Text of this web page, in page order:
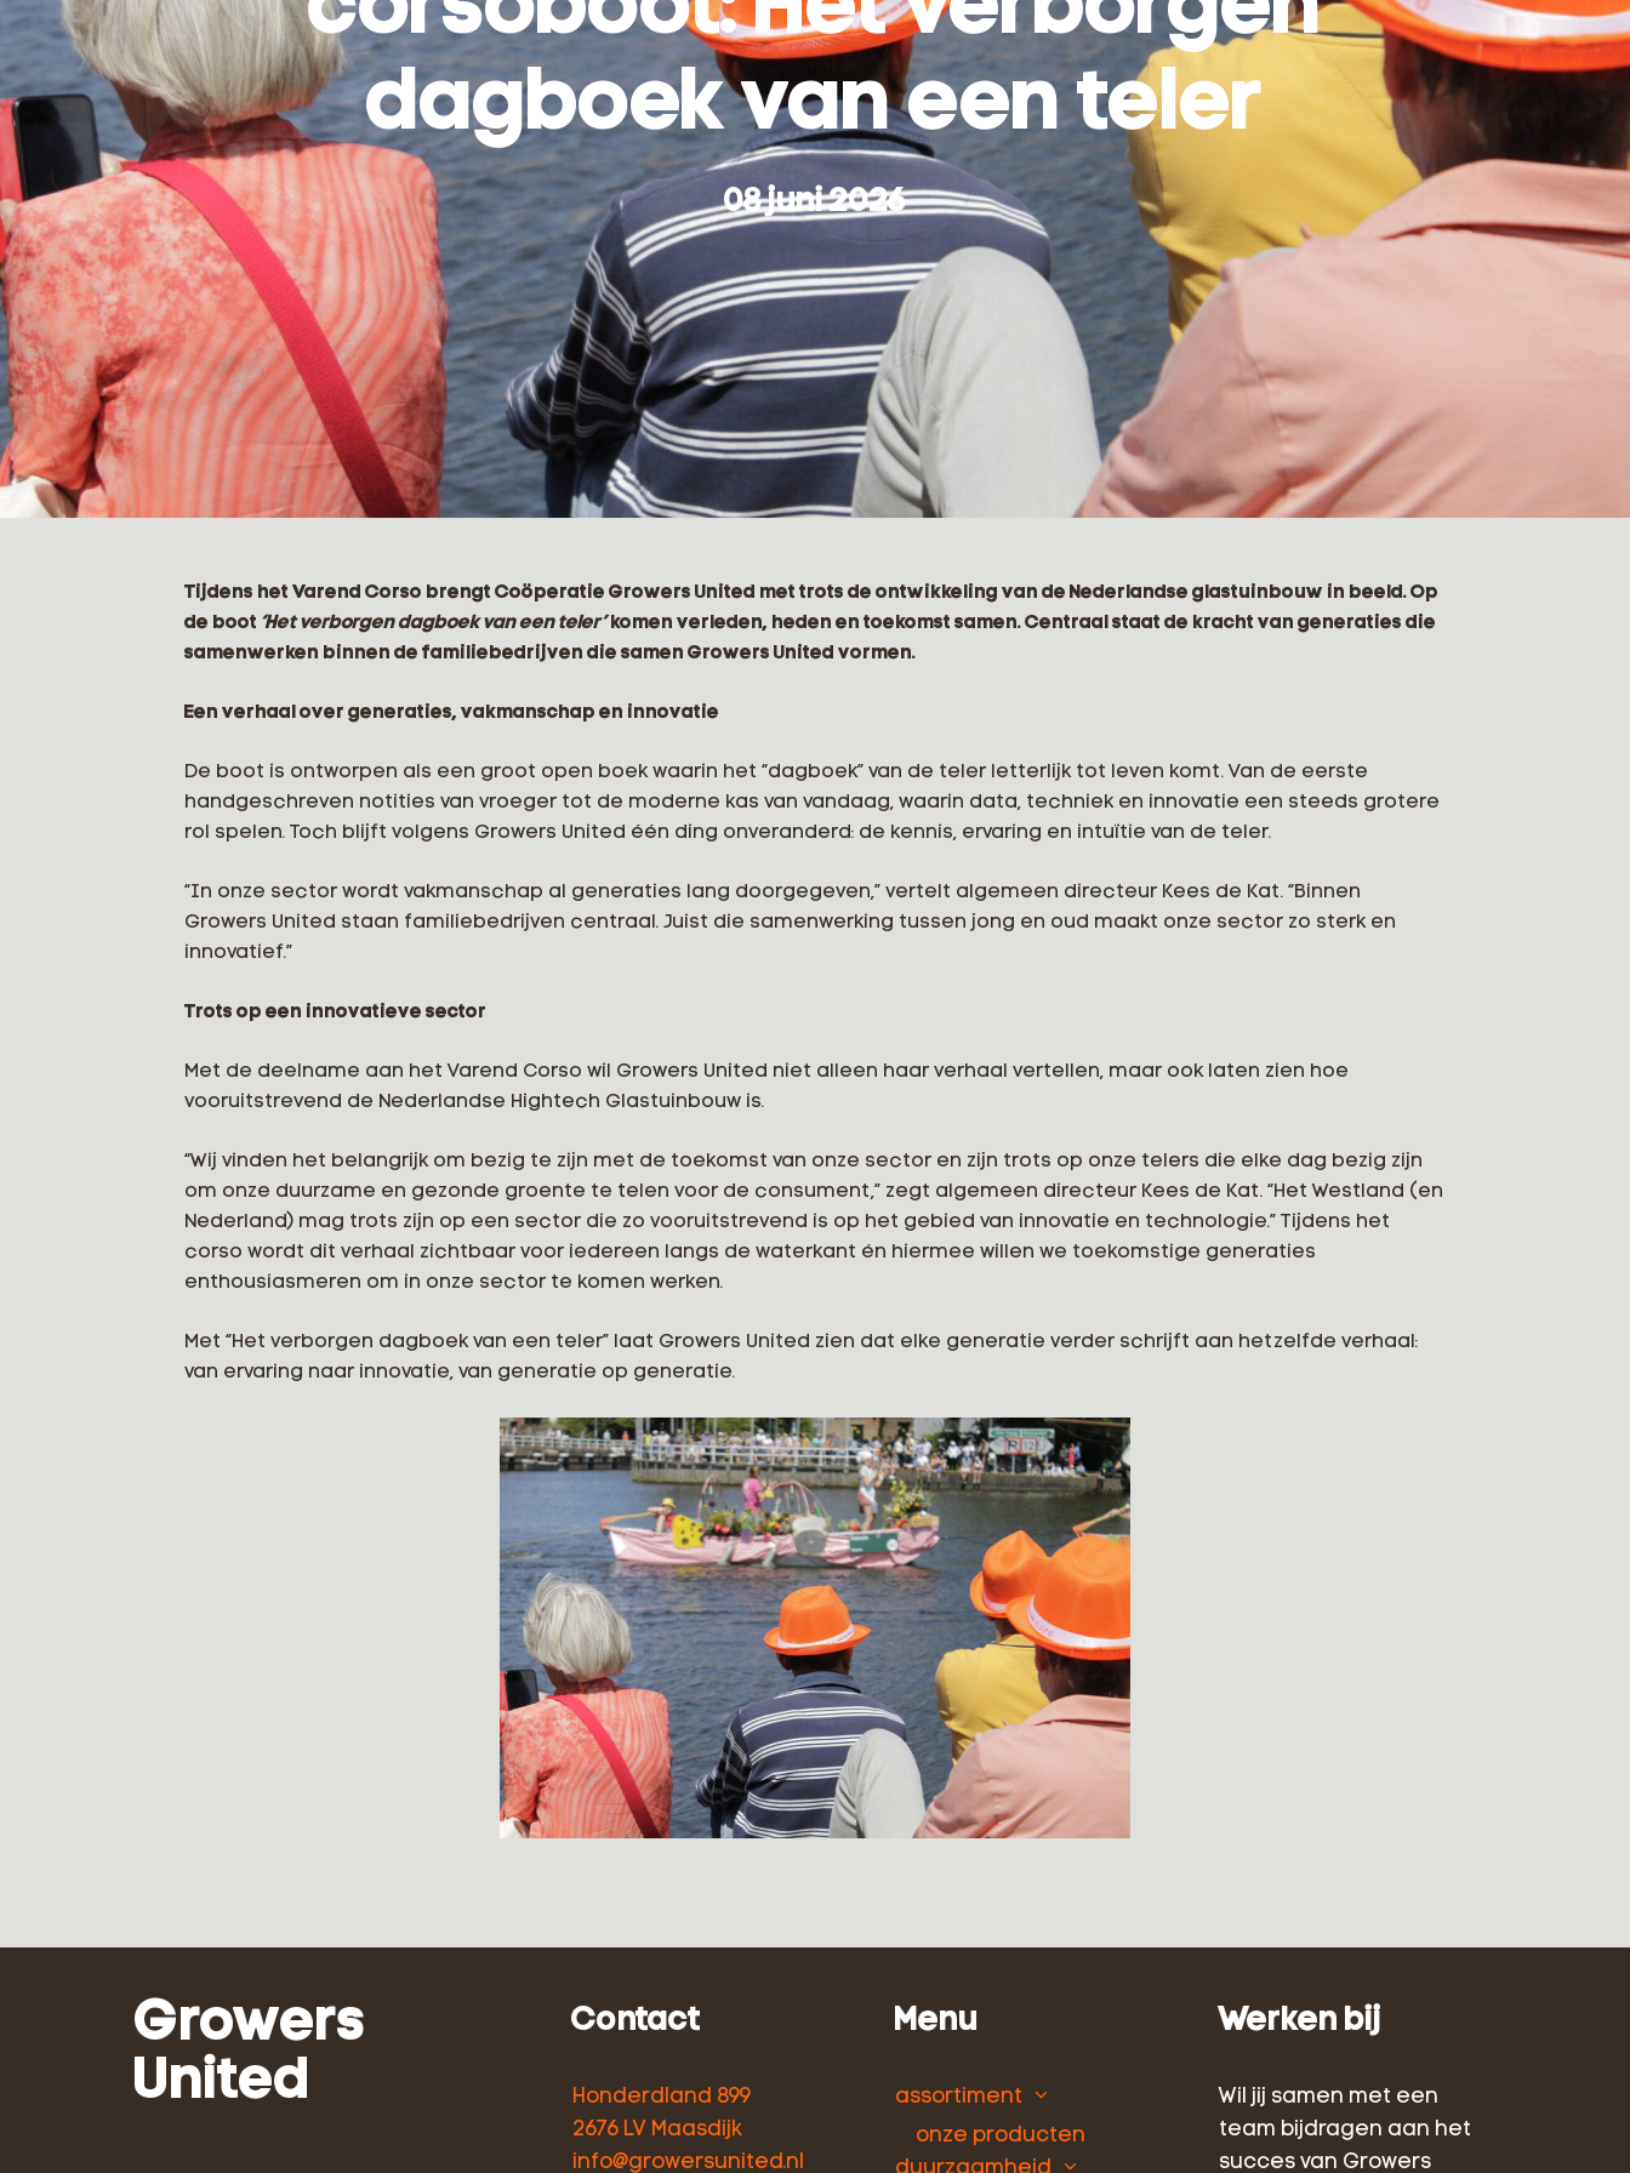
dagboek van een teler
08 juni 2026
Tijdens het Varend Corso brengt Coöperatie Growers United met trots de ontwikkeling van de Nederlandse glastuinbouw in beeld. Op
de boot ‘Het verborgen dagboek van een teler’komen verleden, heden en toekomst samen. Centraal staat de kracht van generaties die
samenwerken binnen de familiebedrijven die samen Growers United vormen.
Een verhaal over generaties, vakmanschap en innovatie
De boot is ontworpen als een groot open boek waarin het “dagboek” van de teler letterlijk tot leven komt. Van de eerste
handgeschreven notities van vroeger tot de moderne kas van vandaag, waarin data, techniek en innovatie een steeds grotere
rol spelen. Toch blijft volgens Growers United één ding onveranderd: de kennis, ervaring en intuïtie van de teler.
“In onze sector wordt vakmanschap al generaties lang doorgegeven,” vertelt algemeen directeur Kees de Kat. “Binnen
Growers United staan familiebedrijven centraal. Juist die samenwerking tussen jong en oud maakt onze sector zo sterk en
innovatief.”
Trots op een innovatieve sector
Met de deelname aan het Varend Corso wil Growers United niet alleen haar verhaal vertellen, maar ook laten zien hoe
vooruitstrevend de Nederlandse Hightech Glastuinbouw is.
“Wij vinden het belangrijk om bezig te zijn met de toekomst van onze sector en zijn trots op onze telers die elke dag bezig zijn
om onze duurzame en gezonde groente te telen voor de consument,” zegt algemeen directeur Kees de Kat. “Het Westland (en
Nederland) mag trots zijn op een sector die zo vooruitstrevend is op het gebied van innovatie en technologie.” Tijdens het
corso wordt dit verhaal zichtbaar voor iedereen langs de waterkant én hiermee willen we toekomstige generaties
enthousiasmeren om in onze sector te komen werken.
Met “Het verborgen dagboek van een teler” laat Growers United zien dat elke generatie verder schrijft aan hetzelfde verhaal:
van ervaring naar innovatie, van generatie op generatie.
Growers
United
Contact
Honderdland 899
2676 LV Maasdijk
info@growersunited.nl
Menu
assortiment
onze producten
duurzaamheid
Werken bij
Wil jij samen met een
team bijdragen aan het
succes van Growers